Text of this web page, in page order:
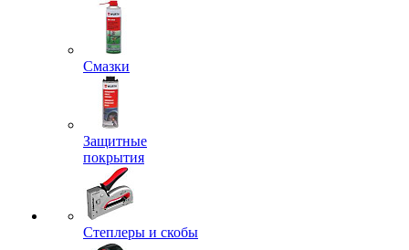
Смазки
Защитные
покрытия
Степлеры и скобы